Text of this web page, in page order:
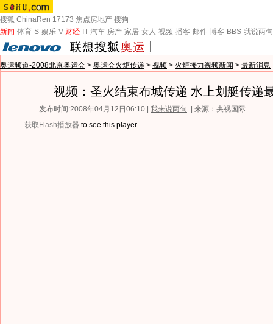
搜狐 ChinaRen 17173 焦点房地产 搜狗
新闻-体育-S-娱乐-V-财经- IT-汽车-房产-家居-女人-视频-播客-邮件-博客-BBS-我说两句
奥运频道-2008北京奥运会 > 奥运会火炬传递 > 视频 > 火炬接力视频新闻 > 最新消息
视频：圣火结束布城传递 水上划艇传递
发布时间:2008年04月12日06:10 | 我来说两句
| 来源：央视国际
获取Flash播放器 to see this player.